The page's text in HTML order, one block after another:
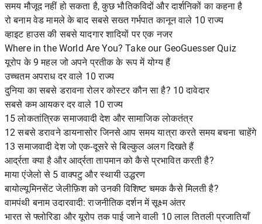
समय मौजूद नहीं हो सकता है, कुछ भौतिकविदों और दार्शनिकों का कहना है
रो बनाम वेड मामले के बाद सबसे सख्त गर्भपात कानून वाले 10 राज्य
व्हाइट हाउस की सबसे यादगार शादियों पर एक नजर
Where in the World Are You? Take our GeoGuesser Quiz
यूरोप के 9 महल जो अपने प्रतीक के रूप में योग्य हैं
उच्चतम अपराध दर वाले 10 राज्य
दुनिया का सबसे डरावना रोलर कोस्टर कौन सा है? 10 दावेदार
सबसे कम आयकर दर वाले 10 राज्य
15 लोकतांत्रिक समाजवादी देश और सामाजिक लोकतंत्र
12 सबसे डरावने डायनासोर जिनसे आप समय यात्रा करते समय बचना चाहेंगे
13 समाजवादी देश जो एक-दूसरे से बिल्कुल अलग दिखते हैं
आर्द्रता क्या है और आर्द्रता तापमान को कैसे प्रभावित करती है?
माया एंजेलो से 5 वाक्पटु और स्थायी उद्धरण
बायोल्यूमिनसेंट जेलीफ़िश को उनकी विशिष्ट चमक कैसे मिलती है?
वामपंथी बनाम उदारवादी: राजनीतिक दर्शन में सूक्ष्म अंतर
भारत से फ्लोरिडा और यूरोप तक पाई जाने वाली 10 लाल तितली प्रजातियाँ